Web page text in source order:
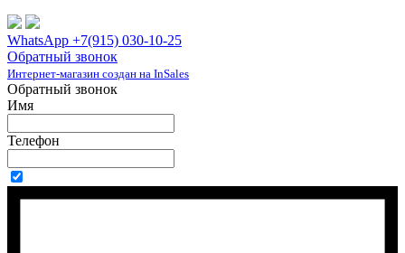
WhatsApp +7(915) 030-10-25
Обратный звонок
Интернет-магазин создан на InSales
Обратный звонок
Имя
Телефон